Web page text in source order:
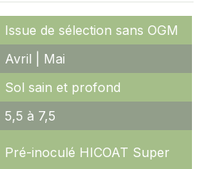
Issue de sélection sans OGM
Avril | Mai
Sol sain et profond
5,5 à 7,5
Pré-inoculé HICOAT Super